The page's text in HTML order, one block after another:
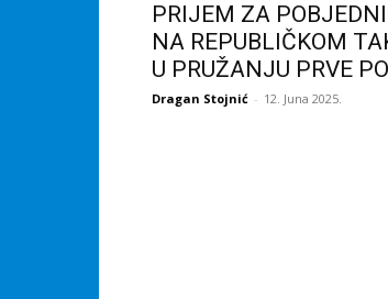
PRIJEM ZA
NA REPUBLIČKOM
U PRUŽANJU PRVE
Dragan Stojnić - 12. Juna 2025.